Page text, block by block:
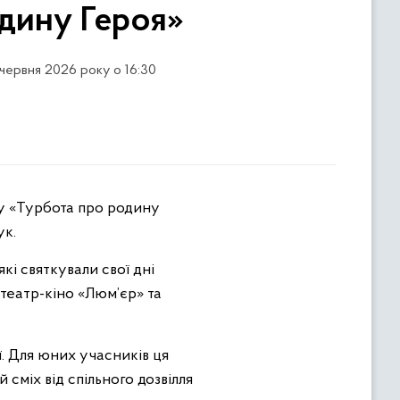
Героя»
2026 року о 16:30
святкували свої дні
кіно «Люм’єр» та
Для юних учасників ця
від спільного дозвілля